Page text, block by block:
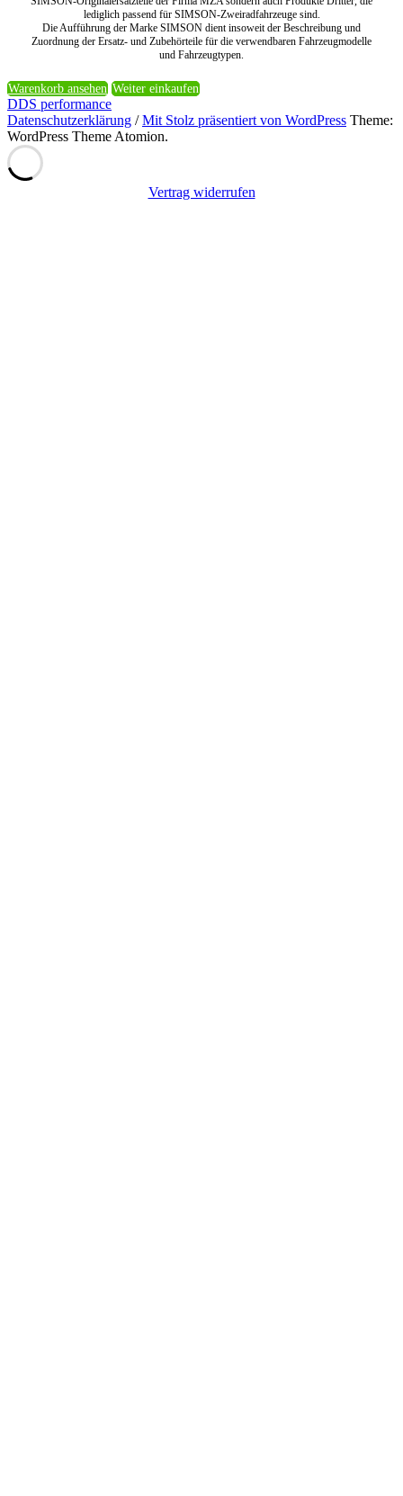
lediglich passend für SIMSON-Zweiradfahrzeuge sind.
Die Aufführung der Marke SIMSON dient insoweit der Beschreibung und
Zuordnung der Ersatz- und Zubehörteile für die verwendbaren Fahrzeugmodelle
und Fahrzeugtypen.
Warenkorb ansehen Weiter einkaufen
DDS performance
Datenschutzerklärung /Mit Stolz präsentiert von WordPress Theme:
WordPress Theme Atomion.
Vertrag widerrufen